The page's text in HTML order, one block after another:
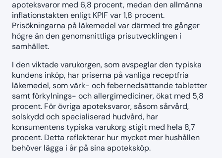
apoteksvaror med 6,8 procent, medan den allmänna
inflationstakten enligt KPIF var 1,8 procent.
Prisökningarna på läkemedel var därmed tre gånger
högre än den genomsnittliga prisutvecklingen i
samhället.
I den viktade varukorgen, som avspeglar den typiska
kundens inköp, har priserna på vanliga receptfria
läkemedel, som värk- och febernedsättande tabletter
samt förkylnings- och allergimediciner, ökat med 5,8
procent. För övriga apoteksvaror, såsom sårvård,
solskydd och specialiserad hudvård, har
konsumentens typiska varukorg stigit med hela 8,7
procent. Detta reflekterar hur mycket mer hushållen
behöver lägga i år på sina apoteksköp.